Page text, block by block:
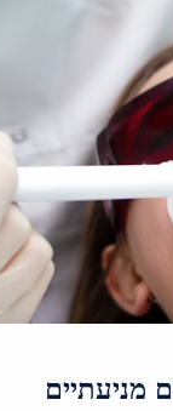
מניעתיים